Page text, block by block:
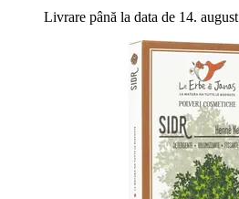
Livrare până la data de 14. august